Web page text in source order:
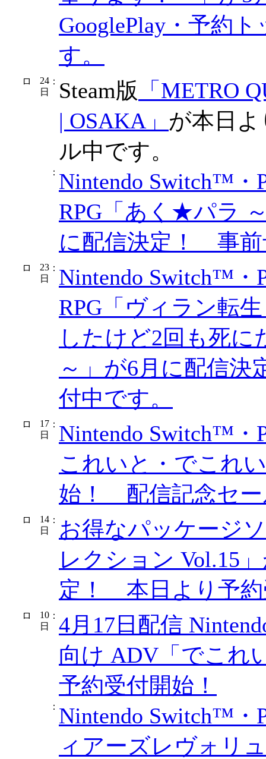
GooglePlay・予約
す。
24
日
： Steam版 「METRO
| OSAKA」 が本日
ル中です。
： Nintendo Switch™・
RPG「あく★パラ
に配信決定！ 事前
23
日
： Nintendo Switch™・
RPG「ヴィラン転
したけど2回も死
～」が6月に配信
付中です。
17
日
： Nintendo Switch™・
これいと・でこれ
始！ 配信記念セー
14
日
： お得なパッケージ
レクション Vol.15
定！ 本日より予約
10
日
： 4月17日配信
向け ADV「でこれ
予約受付開始！
： Nintendo Switch™・
ィアーズレヴォリ